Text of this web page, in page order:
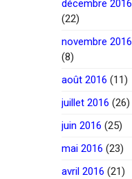
décembre 2016
(22)
novembre 2016
(8)
août 2016 (11)
juillet 2016 (26)
juin 2016 (25)
mai 2016 (23)
avril 2016 (21)